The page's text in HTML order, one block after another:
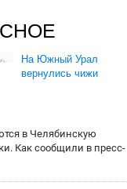
На Южный Урал
вернулись чижи
в Челябинскую
Как сообщили в пресс-